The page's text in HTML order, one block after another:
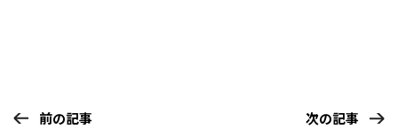
前の記事 次の記事